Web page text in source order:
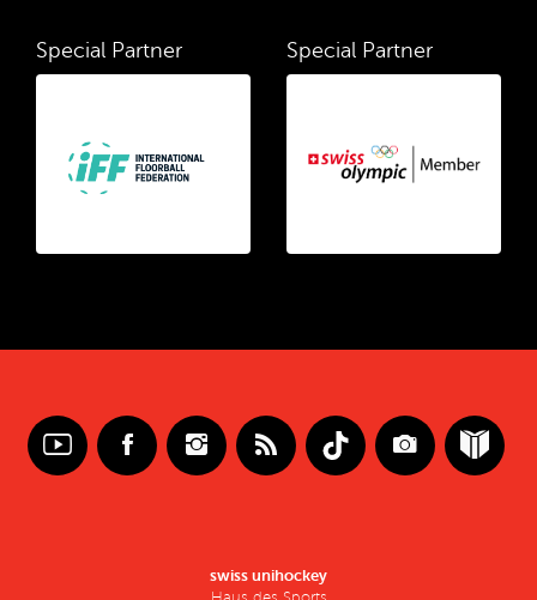
Special Partner Special Partner
swiss unihockey